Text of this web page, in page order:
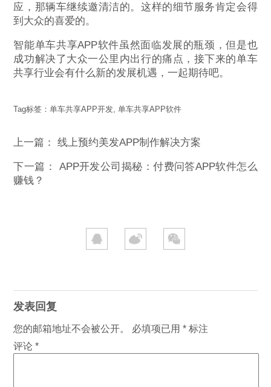
应，那辆车继续邀清洁的。这样的细节服务肯定会得
到大众的喜爱的。
智能单车共享APP软件虽然面临发展的瓶颈，但是也
成功解决了大众一公里内出行的痛点，接下来的单车
共享行业会有什么新的发展机遇，一起期待吧。
Tag标签：单车共享APP开发,单车共享APP软件
上一篇：线上预约美发APP制作解决方案
下一篇： APP开发公司揭秘：付费问答APP软件怎么
赚钱？
发表回复
您的邮箱地址不会被公开。 必填项已用* 标注
评论*